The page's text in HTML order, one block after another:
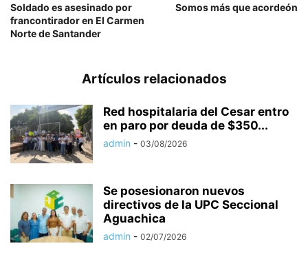
Soldado es asesinado por
francontirador en El Carmen
Norte de Santander
Somos más que acordeón
Artículos relacionados
Red hospitalaria del Cesar entro
en paro por deuda de $350...
admin - 03/08/2026
Se posesionaron nuevos
directivos de la UPC Seccional
Aguachica
admin - 02/07/2026